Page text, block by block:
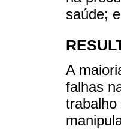
saúde;
A
falhas